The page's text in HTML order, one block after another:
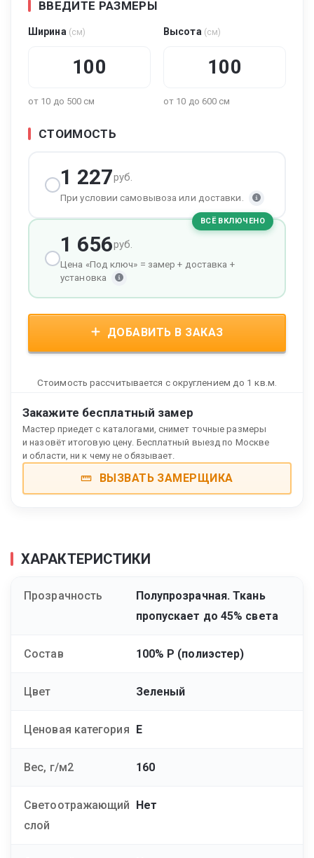
ВВЕДИТЕ РАЗМЕРЫ
Ширина (см)
от 10 до 500 см
Высота (см)
от 10 до 600 см
СТОИМОСТЬ
1 227руб.
При условии самовывоза или доставки.
ВСЁ ВКЛЮЧЕНО
1 656руб.
Цена «Под ключ» = замер + доставка +
установка
ДОБАВИТЬ В ЗАКАЗ
Стоимость рассчитывается с округлением до 1 кв.м.
Закажите бесплатный замер
Мастер приедет с каталогами, снимет точные размеры
и назовёт итоговую цену. Бесплатный выезд по Москве
и области, ни к чему не обязывает.
ВЫЗВАТЬ ЗАМЕРЩИКА
ХАРАКТЕРИСТИКИ
Прозрачность
Полупрозрачная. Ткань
пропускает до 45% света
Состав 100% Р (полиэстер)
Цвет Зеленый
Ценовая категория E
Вес, г/м2 160
Светоотражающий
слой
Нет